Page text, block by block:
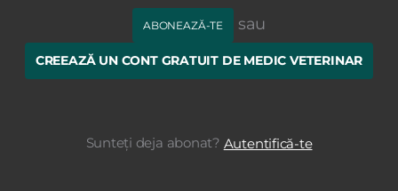
ABONEAZĂ-TE sau
CREEAZĂ UN CONT GRATUIT DE MEDIC VETERINAR
Sunteți deja abonat? Autentifică-te